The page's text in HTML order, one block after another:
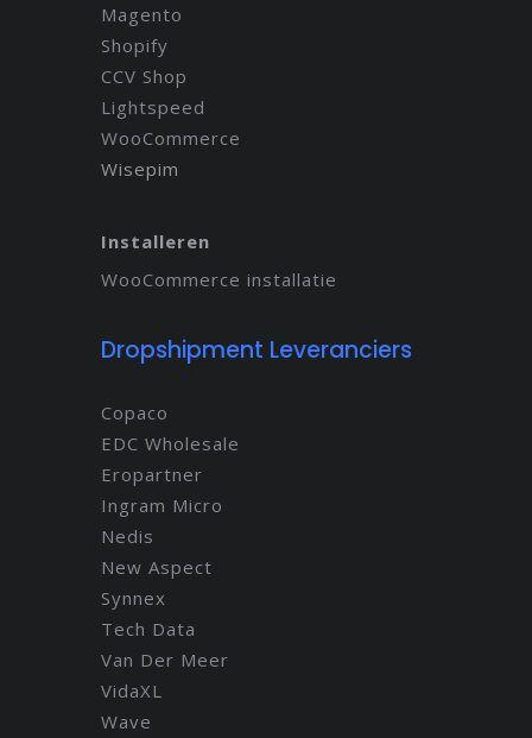
Magento
Shopify
CCV Shop
Lightspeed
WooCommerce
Wisepim
Installeren
WooCommerce installatie
Dropshipment Leveranciers
Copaco
EDC Wholesale
Eropartner
Ingram Micro
Nedis
New Aspect
Synnex
Tech Data
Van Der Meer
VidaXL
Wave